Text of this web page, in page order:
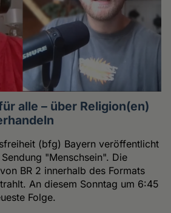
alle – über Religion(en)
(bfg) Bayern veröffentlicht
"Menschsein". Die
BR 2 innerhalb des Formats
An diesem Sonntag um 6:45
Folge.